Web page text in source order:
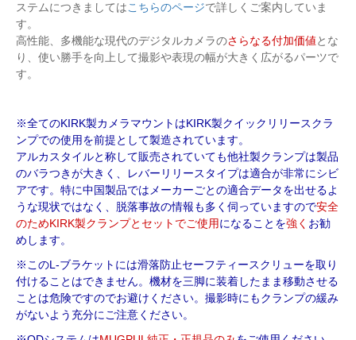
ステムにつきましてはこちらのページで詳しくご案内していま
す。
高性能、多機能な現代のデジタルカメラのさらなる付加価値とな
り、使い勝手を向上して撮影や表現の幅が大きく広がるパーツで
す。
※全てのKIRK製カメラマウントはKIRK製クイックリリースクラ
ンプでの使用を前提として製造されています。
アルカスタイルと称して販売されていても他社製クランプは製品
のバラつきが大きく、レバーリリースタイプは適合が非常にシビ
アです。特に中国製品ではメーカーごとの適合データを出せるよ
うな現状ではなく、脱落事故の情報も多く伺っていますので安全
のためKIRK製クランプとセットでご使用になることを強く お勧
めします。
※このL-ブラケットには滑落防止セーフティースクリューを取り
付けることはできません。機材を三脚に装着したまま移動させる
ことは危険ですのでお避けください。撮影時にもクランプの緩み
がないよう充分にご注意ください。